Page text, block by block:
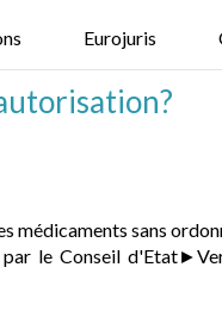
Eurojuris
sans
le Conseil